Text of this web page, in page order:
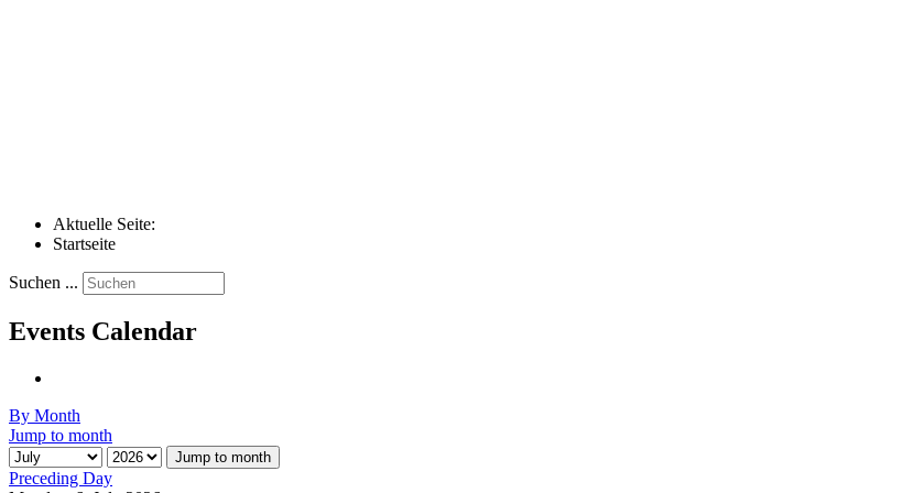
Aktuelle Seite:
Startseite
Suchen ...
Events Calendar
By Month
Jump to month
Jump to month
Preceding Day